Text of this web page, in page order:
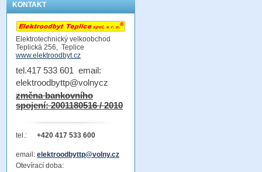
KONTAKT
Elektrotechnický velkoobchod
Teplická 256, Teplice
www.elektroodbyt.cz
tel.417 533 601 email:
elektroodbyttp@volnycz
změna bankovního
spojení: 2001180516 / 2010
tel.: +420 417 533 600
email: elektroodbyttp@volny.cz
Otevírací doba: